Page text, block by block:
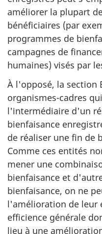
améliorer la plupart
bénéficiaires (par
programmes de
campagnes de
humaines) visés par
À l'opposé, la section
organismes-cadres
l'intermédiaire d'un
bienfaisance
de réaliser une fin de
Comme ces entités
mener une
bienfaisance et
bienfaisance, on ne
l'amélioration de leur
efficience générale
lieu à une